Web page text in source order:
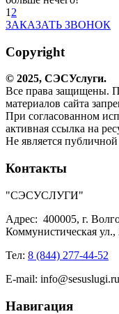
1 2
ЗАКАЗАТЬ ЗВОНОК
Copyright
© 2025, СЭСУслуги.
Все права защищены.
материалов сайта
При согласованном
активная ссылка на
Не является
Контакты
"СЭСУСЛУГИ"
Адрес: 400005, г.
Коммунистическая ул.,
Тел: 8 (844) 277-44-52
E-mail: info@sesuslugi.ru
Навигация